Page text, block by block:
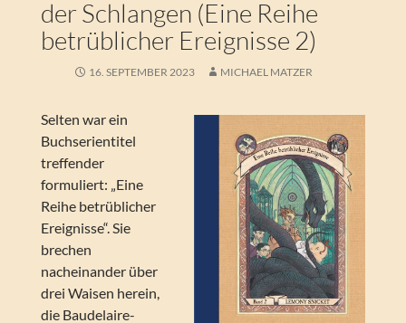
der Schlangen (Eine Reihe
betrüblicher Ereignisse 2)
16. SEPTEMBER 2023 MICHAEL MATZER
Selten war ein
Buchserientitel
treffender
formuliert: „Eine
Reihe betrüblicher
Ereignisse“. Sie
brechen
nacheinander über
drei Waisen herein,
die Baudelaire-